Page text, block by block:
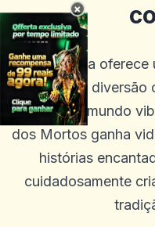
Oh Catrina oferece
combina diversão
Explore um mundo
dos Mortos ganha
histórias
cuidadosamente
×